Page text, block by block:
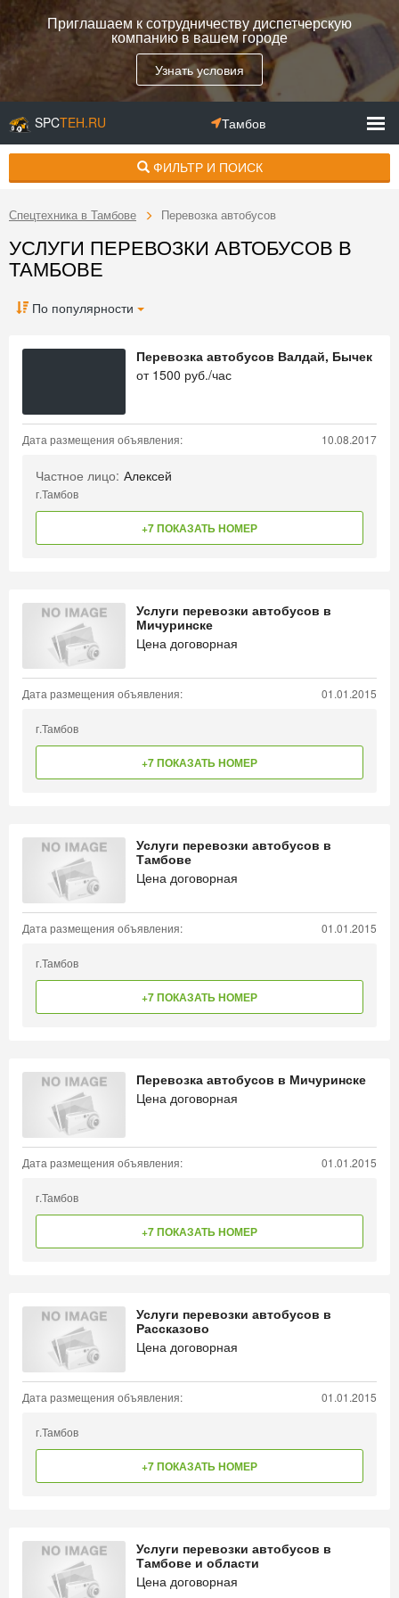
Приглашаем к сотрудничеству диспетчерскую
компанию в вашем городе
Узнать условия
SPCTEH.RU Тамбов
ФИЛЬТР И ПОИСК
Спецтехника в Тамбове Перевозка автобусов
УСЛУГИ ПЕРЕВОЗКИ АВТОБУСОВ В
ТАМБОВЕ
По популярности
Перевозка автобусов Валдай, Бычек
от 1500 руб./час
Дата размещения объявления: 10.08.2017
Частное лицо: Алексей
г.Тамбов
+7 ПОКАЗАТЬ НОМЕР
Услуги перевозки автобусов в
Мичуринске
Цена договорная
Дата размещения объявления: 01.01.2015
г.Тамбов
+7 ПОКАЗАТЬ НОМЕР
Услуги перевозки автобусов в
Тамбове
Цена договорная
Дата размещения объявления: 01.01.2015
г.Тамбов
+7 ПОКАЗАТЬ НОМЕР
Перевозка автобусов в Мичуринске
Цена договорная
Дата размещения объявления: 01.01.2015
г.Тамбов
+7 ПОКАЗАТЬ НОМЕР
Услуги перевозки автобусов в
Рассказово
Цена договорная
Дата размещения объявления: 01.01.2015
г.Тамбов
+7 ПОКАЗАТЬ НОМЕР
Услуги перевозки автобусов в
Тамбове и области
Цена договорная